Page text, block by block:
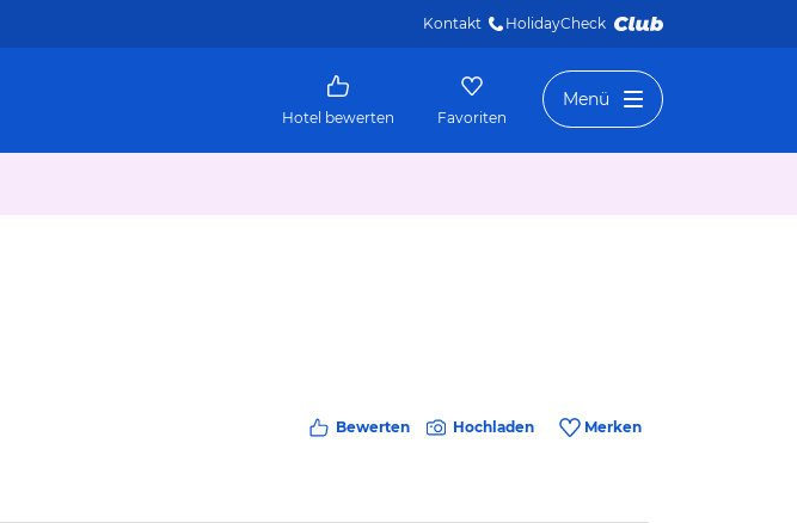
Kontakt HolidayCheck
Hotel bewerten Favoriten
Menü
Bewerten Hochladen Merken